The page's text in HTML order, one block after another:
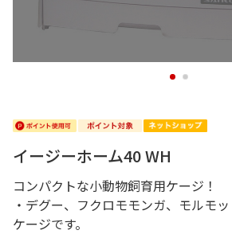
1 2
イージーホーム40 WH
コンパクトな小動物飼育用ケージ！
・デグー、フクロモモンガ、モルモ
ケージです。